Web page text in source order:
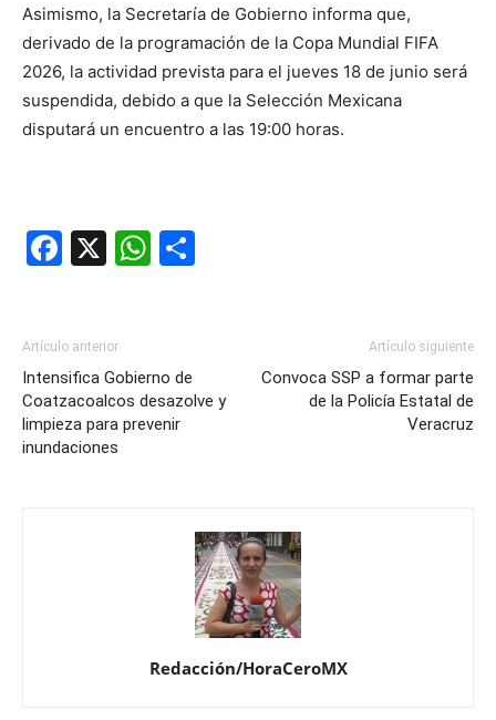
Asimismo, la Secretaría de Gobierno informa que,
derivado de la programación de la Copa Mundial FIFA
2026, la actividad prevista para el jueves 18 de junio será
suspendida, debido a que la Selección Mexicana
disputará un encuentro a las 19:00 horas.
Facebook
X WhatsApp
Artículo anterior
Intensifica Gobierno de
Coatzacoalcos desazolve y
limpieza para prevenir
inundaciones
Artículo siguiente
Convoca SSP a formar parte
de la Policía Estatal de
Veracruz
Redacción/HoraCeroMX